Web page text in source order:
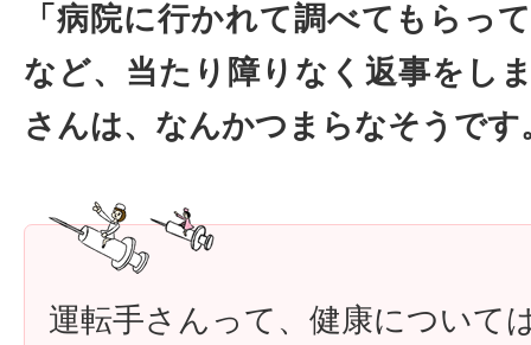
「病院に行かれて調べてもらっ
など、当たり障りなく返事をし
さんは、なんかつまらなそうです
運転手さんって、健康について